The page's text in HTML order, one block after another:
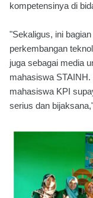
kompetensinya di
"Sekaligus, ini
perkembangan
juga sebagai media
mahasiswa
mahasiswa KPI
serius dan